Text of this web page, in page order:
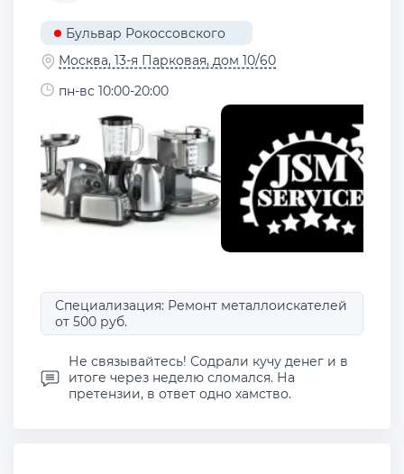
Бульвар Рокоссовского
Москва, 13-я Парковая, дом 10/60
пн-вс 10:00-20:00
Специализация: Ремонт металлоискателей
от 500 руб.
Не связывайтесь! Содрали кучу денег и в
итоге через неделю сломался. На
претензии, в ответ одно хамство.